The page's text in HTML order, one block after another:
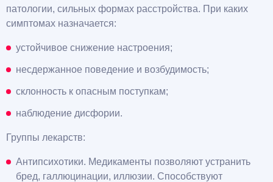
патологии, сильных формах расстройства. При каких
симптомах назначается:
устойчивое снижение настроения;
несдержанное поведение и возбудимость;
склонность к опасным поступкам;
наблюдение дисфории.
Группы лекарств:
Антипсихотики. Медикаменты позволяют устранить
бред, галлюцинации, иллюзии. Способствуют